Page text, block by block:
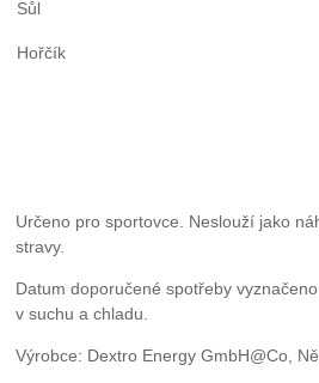
Sůl
Hořčík
Určeno pro sportovce. Neslouží jako
stravy.
Datum doporučené spotřeby
v suchu a chladu.
Výrobce: Dextro Energy GmbH@Co,